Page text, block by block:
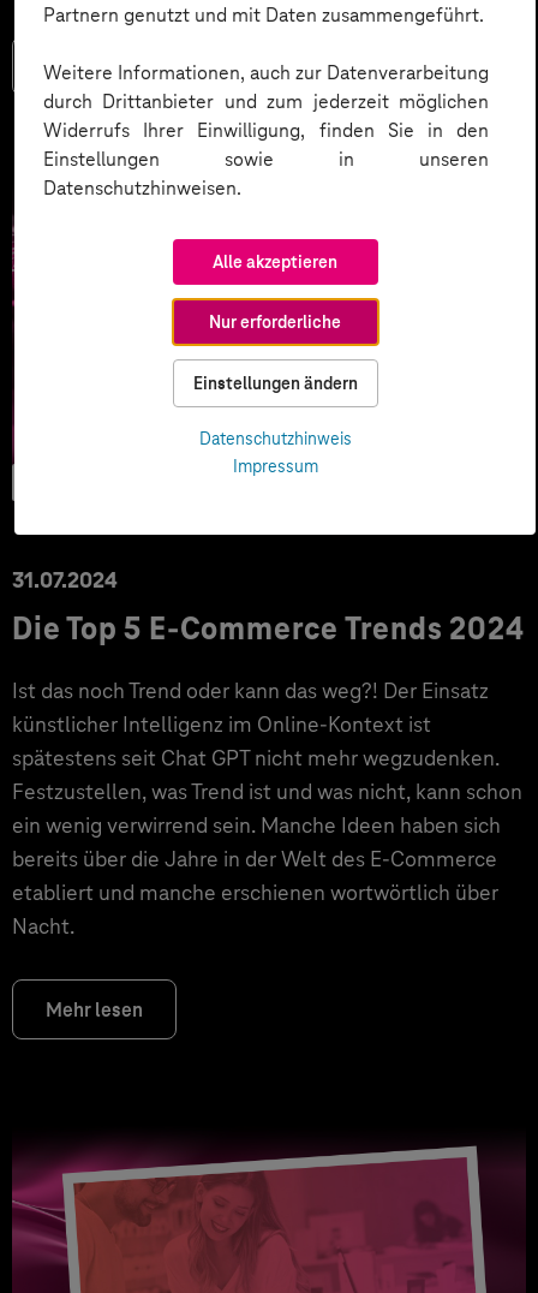
Partnern genutzt und mit Daten zusammengeführt.
Weitere Informationen, auch zur Datenverarbeitung
durch Drittanbieter und zum jederzeit möglichen
Widerrufs Ihrer Einwilligung, finden Sie in den
Einstellungen sowie in unseren
Datenschutzhinweisen.
Alle akzeptieren
Nur erforderliche
Einstellungen ändern
Datenschutzhinweis
Impressum
Mehr lesen
31.07.2024
Die Top 5 E-Commerce Trends 2024
Ist das noch Trend oder kann das weg?! Der Einsatz
künstlicher Intelligenz im Online-Kontext ist
spätestens seit Chat GPT nicht mehr wegzudenken.
Festzustellen, was Trend ist und was nicht, kann schon
ein wenig verwirrend sein. Manche Ideen haben sich
bereits über die Jahre in der Welt des E-Commerce
etabliert und manche erschienen wortwörtlich über
Nacht.
Mehr lesen